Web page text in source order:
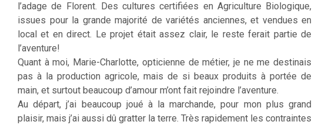
l’adage de Florent. Des cultures certifiées en Agriculture Biologique,
issues pour la grande majorité de variétés anciennes, et vendues en
local et en direct. Le projet était assez clair, le reste ferait partie de
l’aventure!
Quant à moi, Marie-Charlotte, opticienne de métier, je ne me destinais
pas à la production agricole, mais de si beaux produits à portée de
main, et surtout beaucoup d’amour m’ont fait rejoindre l’aventure.
Au départ, j’ai beaucoup joué à la marchande, pour mon plus grand
plaisir, mais j’ai aussi dû gratter la terre. Très rapidement les contraintes